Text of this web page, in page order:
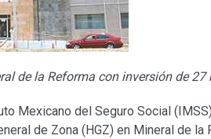
de la Reforma con inversión de 27
Mexicano del Seguro Social
de Zona (HGZ) en Mineral de la